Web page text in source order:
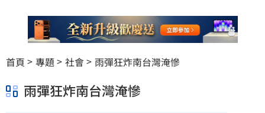
首頁 專題 社會 雨彈狂炸南台灣淹慘
雨彈狂炸南台灣淹慘